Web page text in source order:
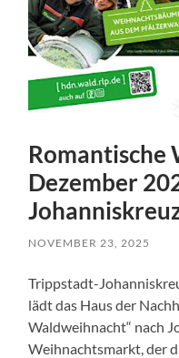
Romantische
Dezember
NOVEMBER 23, 2025
Trippstadt-
lädt das Haus der
Waldweihnacht“ nach
Weihnachtsmarkt, der